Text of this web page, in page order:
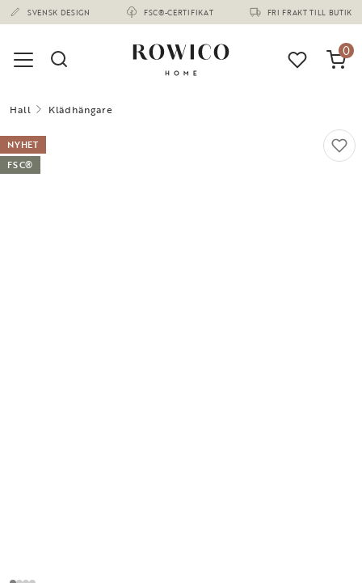
SVENSK DESIGN FSC®-CERTIFIKAT FRI FRAKT TILL BUTIK
(1673)
0
Hall Klädhängare
NYHET
FSC®